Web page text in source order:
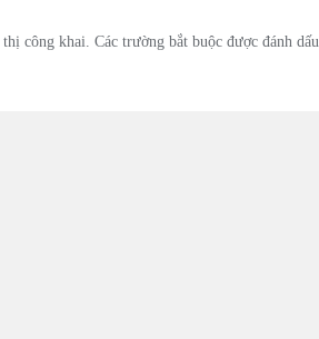
công khai. Các trường bắt buộc được đánh dấu